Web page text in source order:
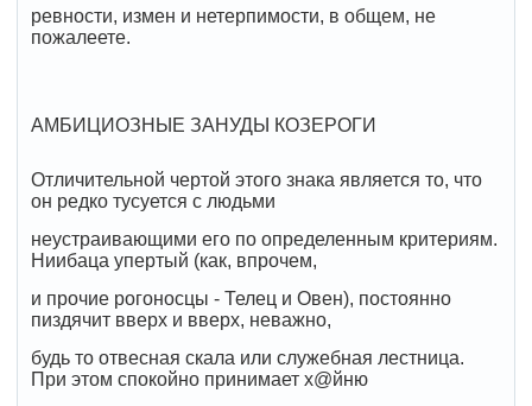
ревности, измен и нетерпимости, в общем, не
пожалеете.
АМБИЦИОЗНЫЕ ЗАНУДЫ КОЗЕРОГИ
Отличительной чертой этого знака является то, что
он редко тусуется с людьми
неустраивающими его по определенным критериям.
Ниибаца упертый (как, впрочем,
и прочие рогоносцы - Телец и Овен), постоянно
пиздячит вверх и вверх, неважно,
будь то отвесная скала или служебная лестница.
При этом спокойно принимает х@йню